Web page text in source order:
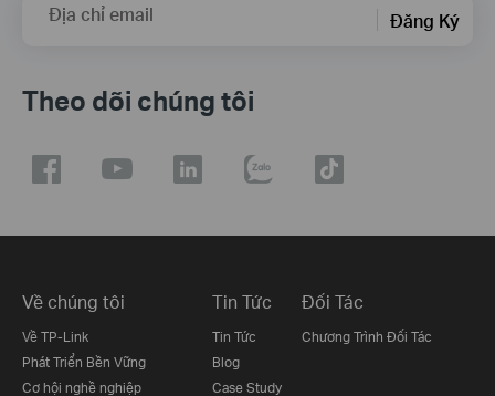
Địa chỉ email Đăng Ký
Theo dõi chúng tôi
Về chúng tôi
Về TP-Link
Phát Triển Bền Vững
Cơ hội nghề nghiệp
Tin Tức
Tin Tức
Blog
Case Study
Đối Tác
Chương Trình Đối Tác